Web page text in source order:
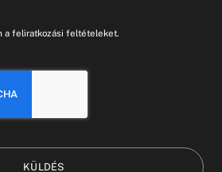
a feliratkozási feltételeket.
KÜLDÉS